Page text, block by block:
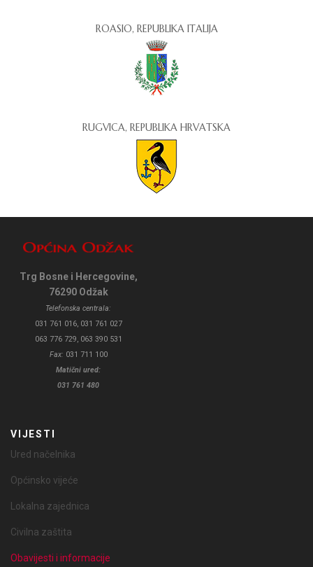
ROASIO, REPUBLIKA ITALIJA
RUGVICA, REPUBLIKA HRVATSKA
Trg Bosne i Hercegovine,
76290 Odžak
Telefonska centrala:
031 761 016, 031 761 027
063 776 729, 063 390 531
Fax: 031 711 100
Matični ured:
031 761 480
VIJESTI
Ured načelnika
Općinsko vijeće
Lokalna zajednica
Civilna zaštita
Obavijesti i informacije